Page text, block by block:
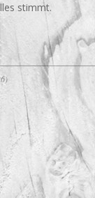
stimmt.